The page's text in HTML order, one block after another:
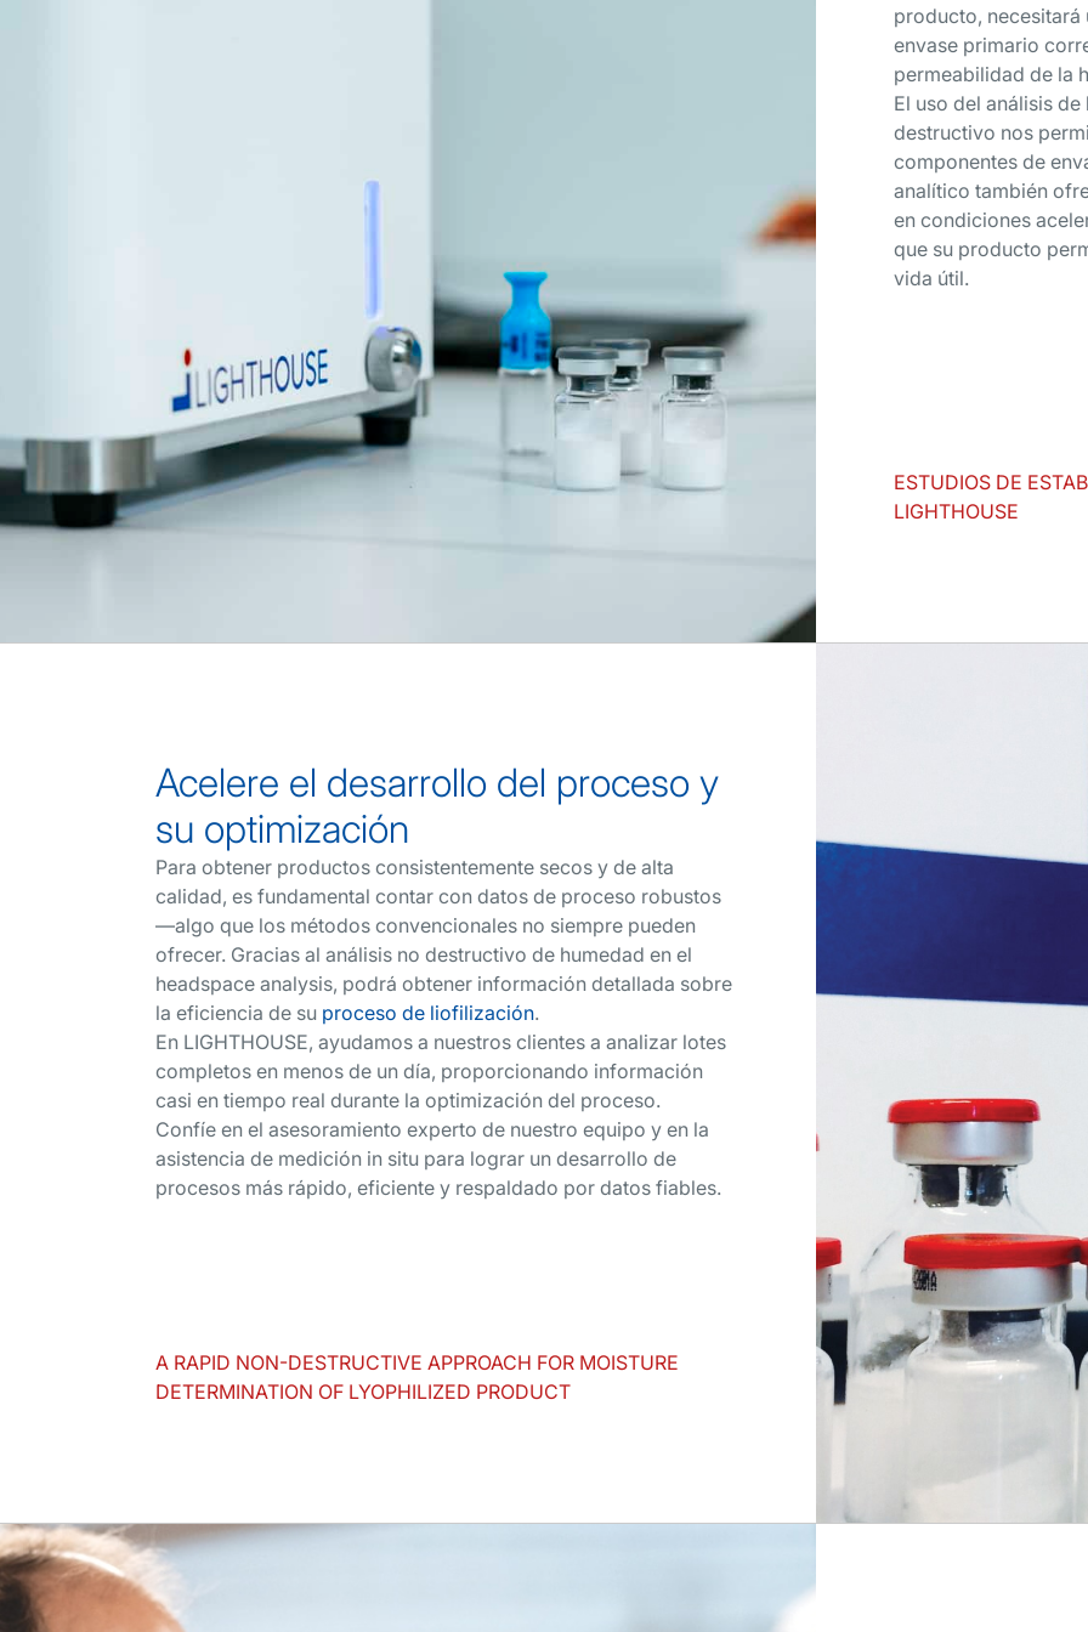
producto,
envase primario
permeabilidad de la
El uso del análisis
destructivo nos
componentes de
analítico también
en condiciones
que su producto
vida útil.
ESTUDIOS DE
LIGHTHOUSE
Acelere el desarrollo del proceso y
su optimización
Para obtener productos consistentemente secos y de alta
calidad, es fundamental contar con datos de proceso robustos
—algo que los métodos convencionales no siempre pueden
ofrecer. Gracias al análisis no destructivo de humedad en el
headspace analysis, podrá obtener información detallada sobre
la eficiencia de su proceso de liofilización.
En LIGHTHOUSE, ayudamos a nuestros clientes a analizar lotes
completos en menos de un día, proporcionando información
casi en tiempo real durante la optimización del proceso.
Confíe en el asesoramiento experto de nuestro equipo y en la
asistencia de medición in situ para lograr un desarrollo de
procesos más rápido, eficiente y respaldado por datos fiables.
A RAPID NON-DESTRUCTIVE APPROACH FOR MOISTURE
DETERMINATION OF LYOPHILIZED PRODUCT